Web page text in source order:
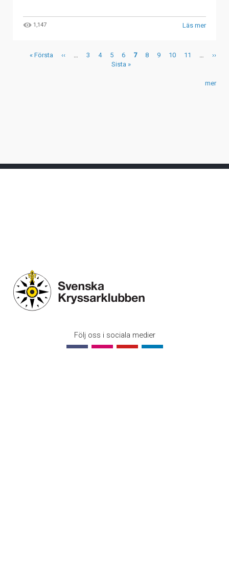
1,147 Läs mer
Paginering
First
« Första
Föregående
‹‹ Page
3 Page
4 Page
5 Page
6
Nuvarande
7 Page
8 Page
9 Page
10 Page
11
Nästa
››
Sista
Sista »
mer
Följ oss i sociala medier